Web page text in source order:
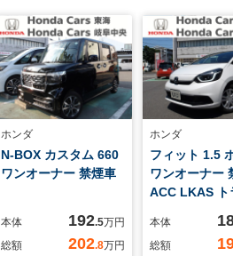
ホンダ
N-BOX カスタム 660
ワンオーナー 禁煙車
本体 192.5万円
総額
202.8万円
ホンダ
フィット 1.5
ワンオーナー
ACC LKAS ト
誤発進抑制機
本体
総額